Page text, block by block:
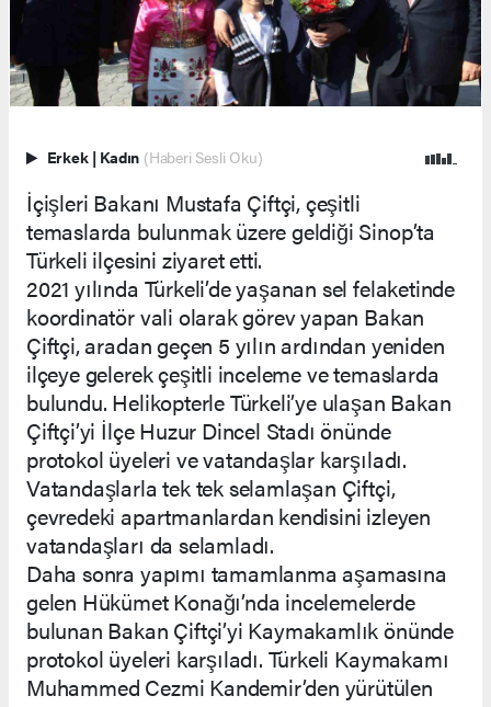
Erkek | Kadın (Haberi Sesli Oku)
İçişleri Bakanı Mustafa Çiftçi, çeşitli
temaslarda bulunmak üzere geldiği Sinop’ta
Türkeli ilçesini ziyaret etti.
2021 yılında Türkeli’de yaşanan sel felaketinde
koordinatör vali olarak görev yapan Bakan
Çiftçi, aradan geçen 5 yılın ardından yeniden
ilçeye gelerek çeşitli inceleme ve temaslarda
bulundu. Helikopterle Türkeli’ye ulaşan Bakan
Çiftçi’yi İlçe Huzur Dincel Stadı önünde
protokol üyeleri ve vatandaşlar karşıladı.
Vatandaşlarla tek tek selamlaşan Çiftçi,
çevredeki apartmanlardan kendisini izleyen
vatandaşları da selamladı.
Daha sonra yapımı tamamlanma aşamasına
gelen Hükümet Konağı’nda incelemelerde
bulunan Bakan Çiftçi’yi Kaymakamlık önünde
protokol üyeleri karşıladı. Türkeli Kaymakamı
Muhammed Cezmi Kandemir’den yürütülen